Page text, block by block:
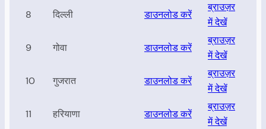
8 दिल्ली डाउनलोड करें
ब्राउज़र
में देखें
9 गोवा डाउनलोड करें
ब्राउज़र
में देखें
10 गुजरात डाउनलोड करें
ब्राउज़र
में देखें
11 हरियाणा डाउनलोड करें
ब्राउज़र
में देखें